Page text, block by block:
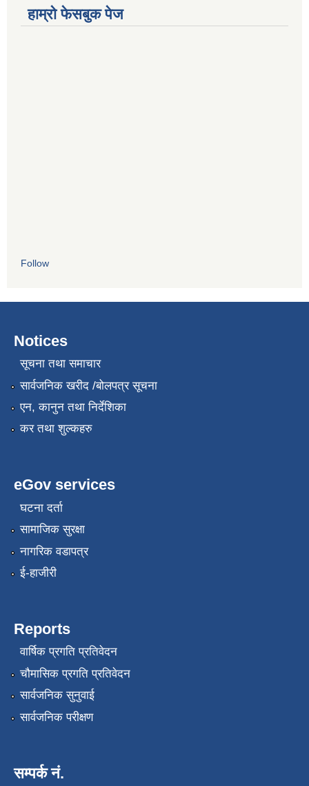
हाम्रो फेसबुक पेज
Follow
Notices
सूचना तथा समाचार
सार्वजनिक खरीद /बोलपत्र सूचना
एन, कानुन तथा निर्देशिका
कर तथा शुल्कहरु
eGov services
घटना दर्ता
सामाजिक सुरक्षा
नागरिक वडापत्र
ई-हाजीरी
Reports
वार्षिक प्रगति प्रतिवेदन
चौमासिक प्रगति प्रतिवेदन
सार्वजनिक सुनुवाई
सार्वजनिक परीक्षण
सम्पर्क नं.